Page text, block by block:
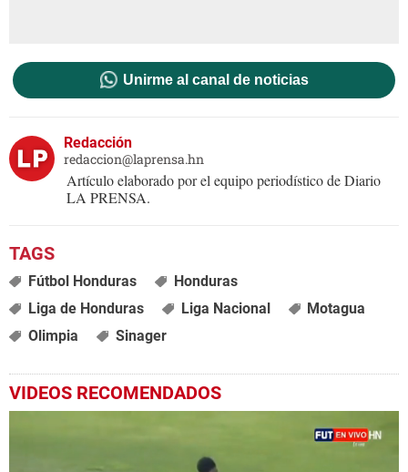
Unirme al canal de noticias
Redacción
redaccion@laprensa.hn
Artículo elaborado por el equipo periodístico de Diario
LA PRENSA.
Fútbol Honduras
Honduras
Liga de Honduras
Liga Nacional
Motagua
Olimpia
Sinager
VIDEOS RECOMENDADOS